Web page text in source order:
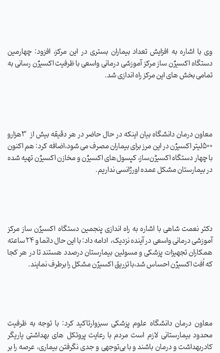
وی با اشاره به افزایش تعداد بیماران بستری در این مرکز، افزود: چهارمین
دستگاه اکسیژن ساز مرکز آموزشی درمانی واسعی با ظرفیت اکسیژن رسانی به
تمامی بخش های این مرکز راه اندازی شد.
معاون درمان دانشگاه بیان اینکه در حال حاضر در هر دقیقه بیش از
۳هزارو
۵۰۰لیتر اکسیژن در این مرز برای بیماران مصرف می شود،اضافه کرد: هم اکنون
با چهار دستگاه اکسیژن‌ساز، کپسول‌های اکسیژن و مخازن اکسیژن تهیه شده
در بیمارستان مشکل عمده اورژانسی نداریم.
دکتر نعمت شاهی با اشاره به راه اندازی پنجمین دستگاه اکسیژن ساز مرکز
آموزشی درمانی واسعی در آینده نزدیک،
ادامه داد: با این حال دائما و ۲۴ ساعته
همکاران تجهیزات پزشکی و‌ مسولین بیمارستان درصدد هستند تا در هر کجا
که اُفت اکسیژن احساس شد،با تزریق اکسیژن مشکل را برطرف نمایند.
معاون درمان دانشگاه علوم پزشکی سبزوارتاکید کرد: با توجه به ظرفیت
محدود بیمارستانی لازم است مردم با رعایت پروتکل های بهداشتی یاریگر
کادربهداشت و درمان باشند و با بی‌توجهی و جدی نگرفتن بیماری، عرصه را بر